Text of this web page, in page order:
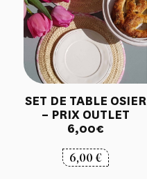
SET DE TABLE OSIER
– PRIX OUTLET
6,00€
6,00€